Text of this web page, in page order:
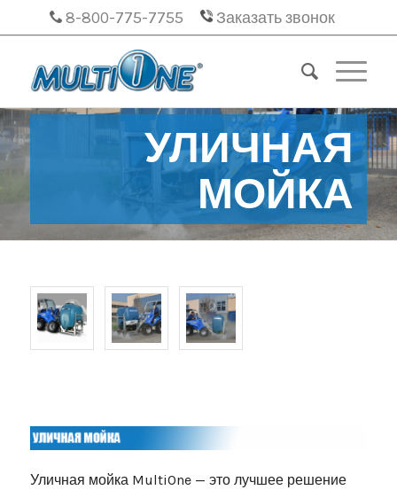
8-800-775-7755 Заказать звонок
УЛИЧНАЯ
МОЙКА
Уличная мойка MultiOne — это лучшее решение